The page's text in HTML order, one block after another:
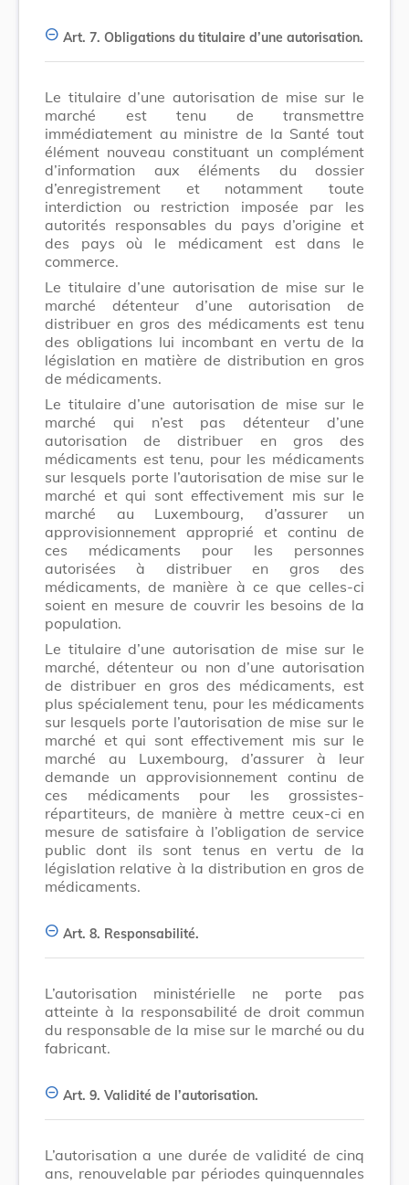
Art. 7. Obligations du titulaire d’une autorisation.
Le titulaire d’une autorisation de mise sur le
marché est tenu de transmettre
immédiatement au ministre de la Santé tout
élément nouveau constituant un complément
d’information aux éléments du dossier
d’enregistrement et notamment toute
interdiction ou restriction imposée par les
autorités responsables du pays d’origine et
des pays où le médicament est dans le
commerce.
Le titulaire d’une autorisation de mise sur le
marché détenteur d’une autorisation de
distribuer en gros des médicaments est tenu
des obligations lui incombant en vertu de la
législation en matière de distribution en gros
de médicaments.
Le titulaire d’une autorisation de mise sur le
marché qui n’est pas détenteur d’une
autorisation de distribuer en gros des
médicaments est tenu, pour les médicaments
sur lesquels porte l’autorisation de mise sur le
marché et qui sont effectivement mis sur le
marché au Luxembourg, d’assurer un
approvisionnement approprié et continu de
ces médicaments pour les personnes
autorisées à distribuer en gros des
médicaments, de manière à ce que celles-ci
soient en mesure de couvrir les besoins de la
population.
Le titulaire d’une autorisation de mise sur le
marché, détenteur ou non d’une autorisation
de distribuer en gros des médicaments, est
plus spécialement tenu, pour les médicaments
sur lesquels porte l’autorisation de mise sur le
marché et qui sont effectivement mis sur le
marché au Luxembourg, d’assurer à leur
demande un approvisionnement continu de
ces médicaments pour les grossistes-
répartiteurs, de manière à mettre ceux-ci en
mesure de satisfaire à l’obligation de service
public dont ils sont tenus en vertu de la
législation relative à la distribution en gros de
médicaments.
Art. 8. Responsabilité.
L’autorisation ministérielle ne porte pas
atteinte à la responsabilité de droit commun
du responsable de la mise sur le marché ou du
fabricant.
Art. 9. Validité de l’autorisation.
L’autorisation a une durée de validité de cinq
ans, renouvelable par périodes quinquennales